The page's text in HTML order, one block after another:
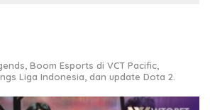
Boom Esports di VCT Pacific,
Liga Indonesia, dan update Dota 2.